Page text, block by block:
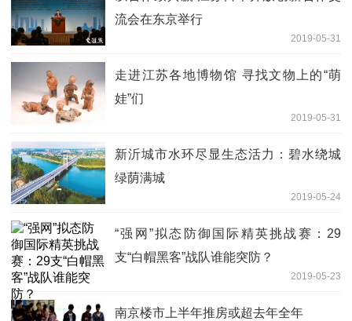
流会在东京举行
2019-05-31
走进江苏各地博物馆 寻找文物上的“萌
娃”们
2019-05-31
新沂城市水环尽显生态活力：碧水绕城
绿荫满城
2019-05-24
“强网”拟态防御国际精英挑战赛：29
支“白帽黑客”战队谁能突防？
2019-05-23
南京楼市上半年推房或超去年全年